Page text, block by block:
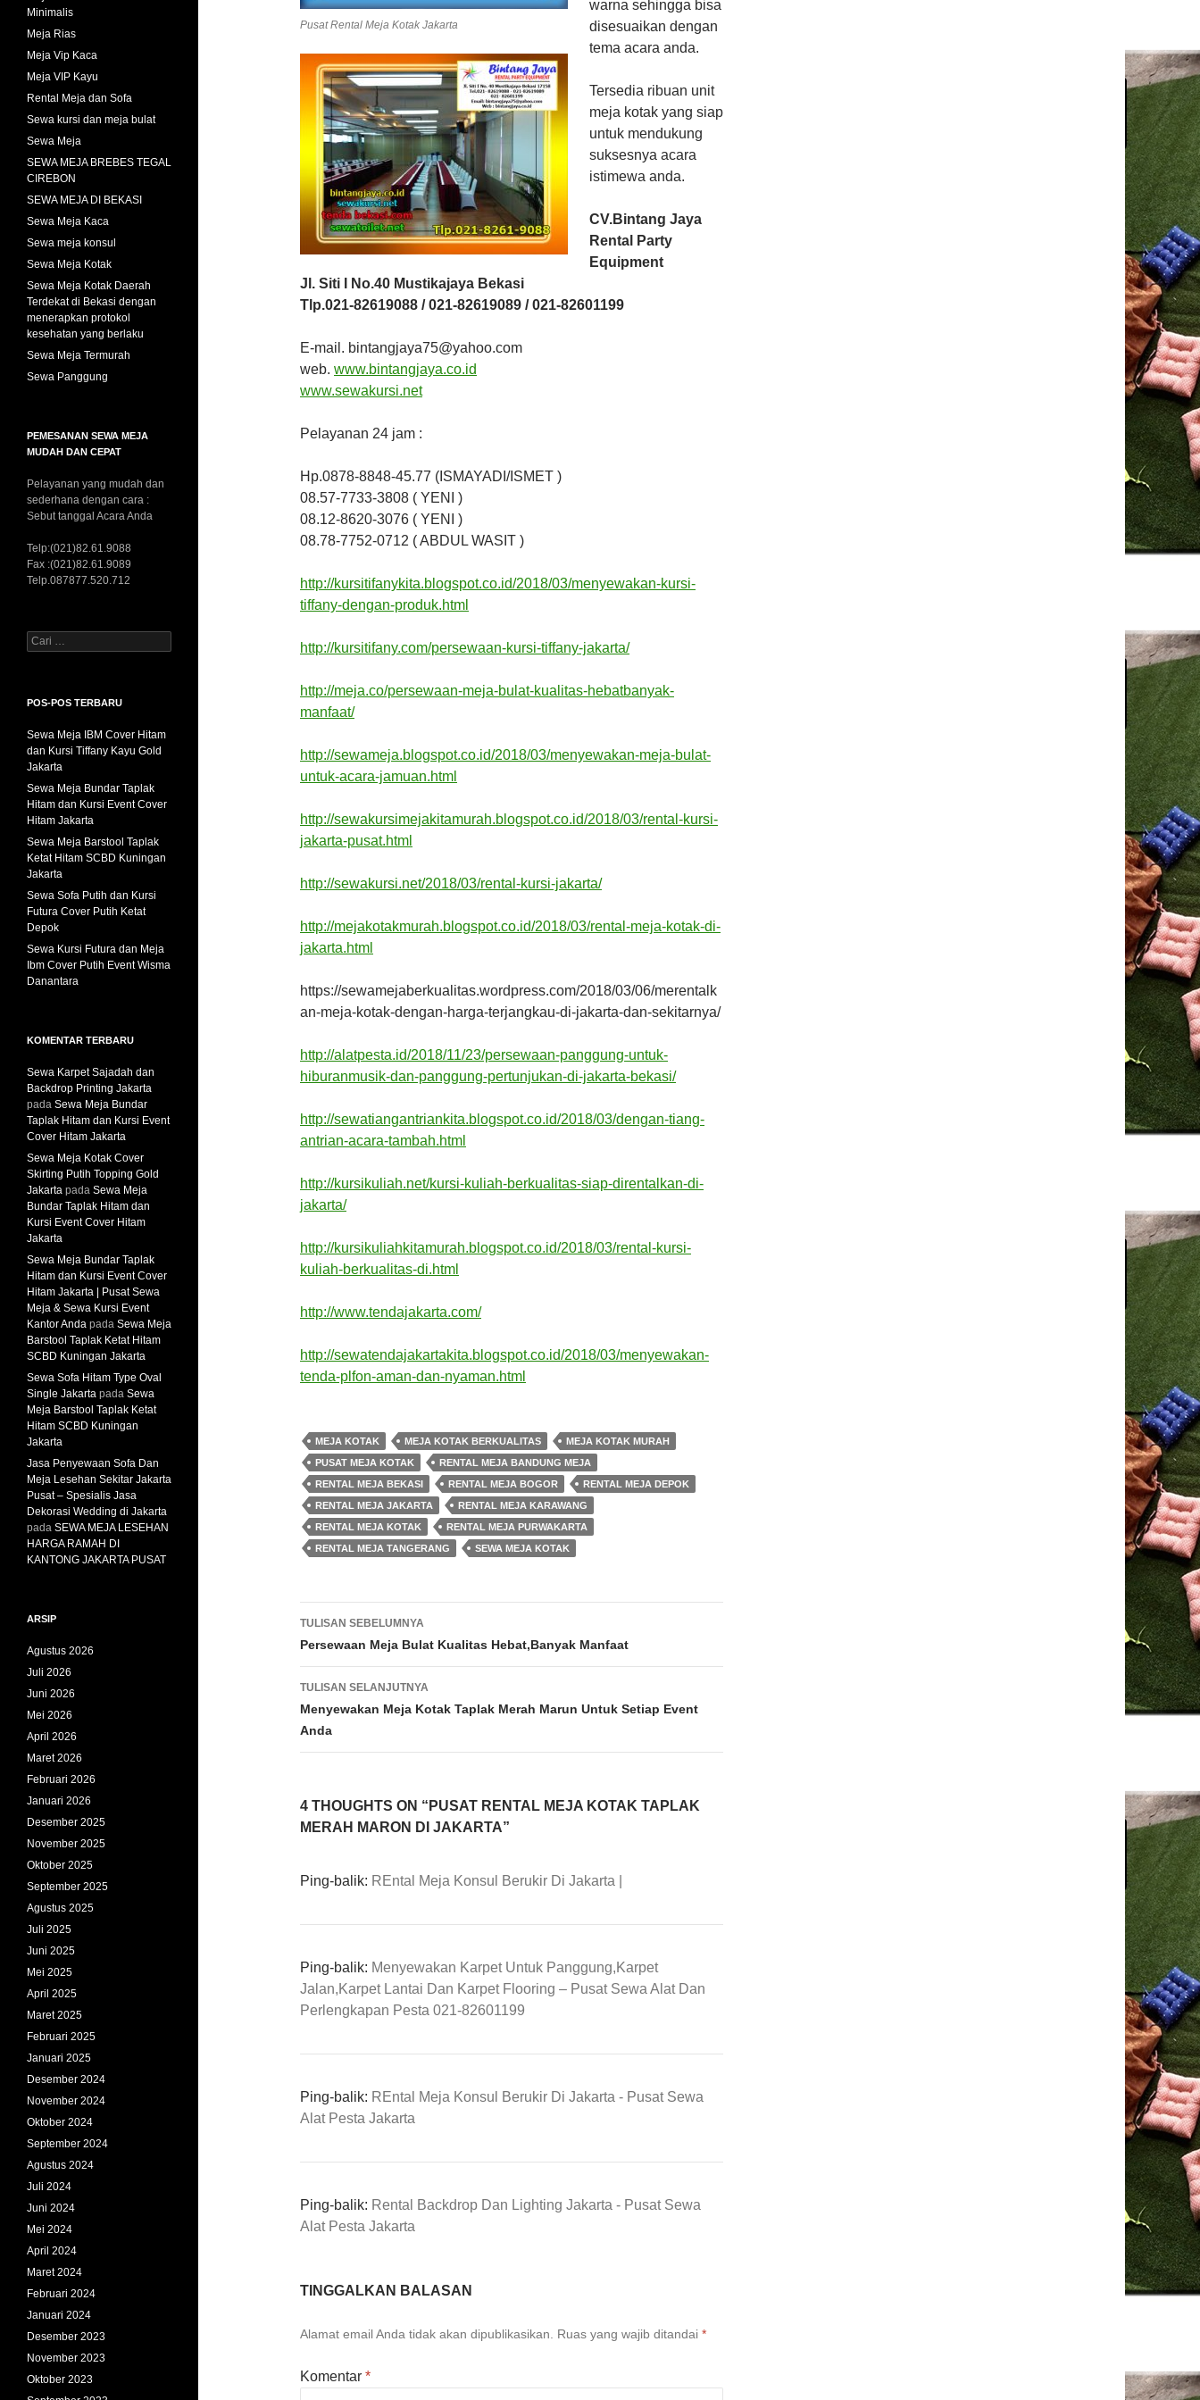
Pusat Rental Meja Kotak Jakarta
warna sehingga bisa
disesuaikan dengan
tema acara anda.
Tersedia ribuan unit
meja kotak yang siap
untuk mendukung
suksesnya acara
istimewa anda.
CV.Bintang Jaya
Rental Party
Equipment
Jl. Siti I No.40 Mustikajaya Bekasi
Tlp.021-82619088 / 021-82619089 / 021-82601199
E-mail. bintangjaya75@yahoo.com
web. www.bintangjaya.co.id
www.sewakursi.net
Pelayanan 24 jam :
Hp.0878-8848-45.77 (ISMAYADI/ISMET )
08.57-7733-3808 ( YENI )
08.12-8620-3076 ( YENI )
08.78-7752-0712 ( ABDUL WASIT )
http://kursitifanykita.blogspot.co.id/2018/03/menyewakan-kursi-
tiffany-dengan-produk.html
http://kursitifany.com/persewaan-kursi-tiffany-jakarta/
http://meja.co/persewaan-meja-bulat-kualitas-hebatbanyak-
manfaat/
http://sewameja.blogspot.co.id/2018/03/menyewakan-meja-bulat-
untuk-acara-jamuan.html
http://sewakursimejakitamurah.blogspot.co.id/2018/03/rental-kursi-
jakarta-pusat.html
http://sewakursi.net/2018/03/rental-kursi-jakarta/
http://mejakotakmurah.blogspot.co.id/2018/03/rental-meja-kotak-di-
jakarta.html
https://sewamejaberkualitas.wordpress.com/2018/03/06/merentalk
an-meja-kotak-dengan-harga-terjangkau-di-jakarta-dan-sekitarnya/
http://alatpesta.id/2018/11/23/persewaan-panggung-untuk-
hiburanmusik-dan-panggung-pertunjukan-di-jakarta-bekasi/
http://sewatiangantriankita.blogspot.co.id/2018/03/dengan-tiang-
antrian-acara-tambah.html
http://kursikuliah.net/kursi-kuliah-berkualitas-siap-direntalkan-di-
jakarta/
http://kursikuliahkitamurah.blogspot.co.id/2018/03/rental-kursi-
kuliah-berkualitas-di.html
http://www.tendajakarta.com/
http://sewatendajakartakita.blogspot.co.id/2018/03/menyewakan-
tenda-plfon-aman-dan-nyaman.html
MEJA KOTAK MEJA KOTAK BERKUALITAS
MEJA KOTAK MURAH
PUSAT MEJA KOTAK
RENTAL MEJA BANDUNG MEJA
RENTAL MEJA BEKASI
RENTAL MEJA BOGOR
RENTAL MEJA DEPOK
RENTAL MEJA JAKARTA
RENTAL MEJA KARAWANG
RENTAL MEJA KOTAK
RENTAL MEJA PURWAKARTA
RENTAL MEJA TANGERANG
SEWA MEJA KOTAK
Navigasi
Tulisan
TULISAN SEBELUMNYA
Persewaan Meja Bulat Kualitas Hebat,Banyak Manfaat
TULISAN SELANJUTNYA
Menyewakan Meja Kotak Taplak Merah Marun Untuk Setiap Event
Anda
4 THOUGHTS ON “PUSAT RENTAL MEJA KOTAK TAPLAK
MERAH MARON DI JAKARTA”
Ping-balik: REntal Meja Konsul Berukir Di Jakarta |
Ping-balik: Menyewakan Karpet Untuk Panggung,Karpet
Jalan,Karpet Lantai Dan Karpet Flooring – Pusat Sewa Alat Dan
Perlengkapan Pesta 021-82601199
Ping-balik: REntal Meja Konsul Berukir Di Jakarta - Pusat Sewa
Alat Pesta Jakarta
Ping-balik: Rental Backdrop Dan Lighting Jakarta - Pusat Sewa
Alat Pesta Jakarta
TINGGALKAN BALASAN
Alamat email Anda tidak akan dipublikasikan. Ruas yang wajib ditandai *
Komentar *
Minimalis
Meja Rias
Meja Vip Kaca
Meja VIP Kayu
Rental Meja dan Sofa
Sewa kursi dan meja bulat
Sewa Meja
SEWA MEJA BREBES TEGAL
CIREBON
SEWA MEJA DI BEKASI
Sewa Meja Kaca
Sewa meja konsul
Sewa Meja Kotak
Sewa Meja Kotak Daerah
Terdekat di Bekasi dengan
menerapkan protokol
kesehatan yang berlaku
Sewa Meja Termurah
Sewa Panggung
PEMESANAN SEWA MEJA
MUDAH DAN CEPAT
Pelayanan yang mudah dan
sederhana dengan cara :
Sebut tanggal Acara Anda
Telp:(021)82.61.9088
Fax :(021)82.61.9089
Telp.087877.520.712
Cari
untuk:
POS-POS TERBARU
Sewa Meja IBM Cover Hitam
dan Kursi Tiffany Kayu Gold
Jakarta
Sewa Meja Bundar Taplak
Hitam dan Kursi Event Cover
Hitam Jakarta
Sewa Meja Barstool Taplak
Ketat Hitam SCBD Kuningan
Jakarta
Sewa Sofa Putih dan Kursi
Futura Cover Putih Ketat
Depok
Sewa Kursi Futura dan Meja
Ibm Cover Putih Event Wisma
Danantara
KOMENTAR TERBARU
Sewa Karpet Sajadah dan
Backdrop Printing Jakarta
pada Sewa Meja Bundar
Taplak Hitam dan Kursi Event
Cover Hitam Jakarta
Sewa Meja Kotak Cover
Skirting Putih Topping Gold
Jakarta pada Sewa Meja
Bundar Taplak Hitam dan
Kursi Event Cover Hitam
Jakarta
Sewa Meja Bundar Taplak
Hitam dan Kursi Event Cover
Hitam Jakarta | Pusat Sewa
Meja & Sewa Kursi Event
Kantor Anda pada Sewa Meja
Barstool Taplak Ketat Hitam
SCBD Kuningan Jakarta
Sewa Sofa Hitam Type Oval
Single Jakarta pada Sewa
Meja Barstool Taplak Ketat
Hitam SCBD Kuningan
Jakarta
Jasa Penyewaan Sofa Dan
Meja Lesehan Sekitar Jakarta
Pusat – Spesialis Jasa
Dekorasi Wedding di Jakarta
pada SEWA MEJA LESEHAN
HARGA RAMAH DI
KANTONG JAKARTA PUSAT
ARSIP
Agustus 2026
Juli 2026
Juni 2026
Mei 2026
April 2026
Maret 2026
Februari 2026
Januari 2026
Desember 2025
November 2025
Oktober 2025
September 2025
Agustus 2025
Juli 2025
Juni 2025
Mei 2025
April 2025
Maret 2025
Februari 2025
Januari 2025
Desember 2024
November 2024
Oktober 2024
September 2024
Agustus 2024
Juli 2024
Juni 2024
Mei 2024
April 2024
Maret 2024
Februari 2024
Januari 2024
Desember 2023
November 2023
Oktober 2023